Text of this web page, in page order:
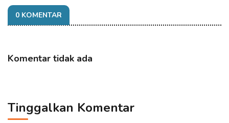
0 KOMENTAR
Komentar tidak ada
Tinggalkan Komentar